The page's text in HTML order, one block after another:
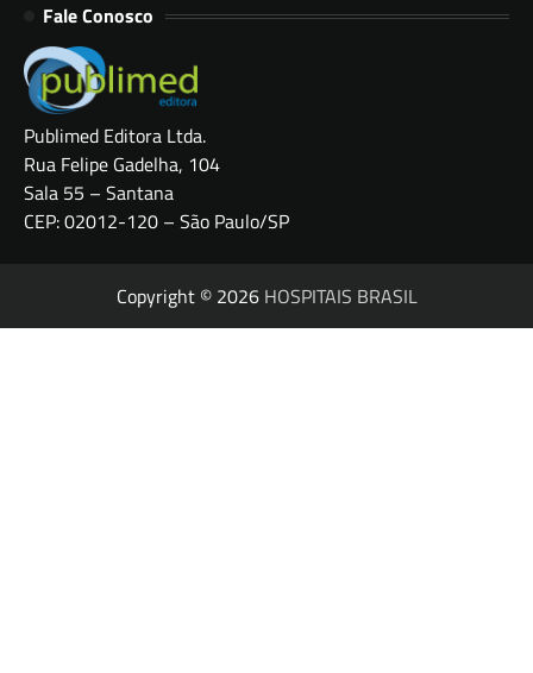
Fale Conosco
Publimed Editora Ltda.
Rua Felipe Gadelha, 104
Sala 55 – Santana
CEP: 02012-120 – São Paulo/SP
Copyright © 2026 HOSPITAIS BRASIL